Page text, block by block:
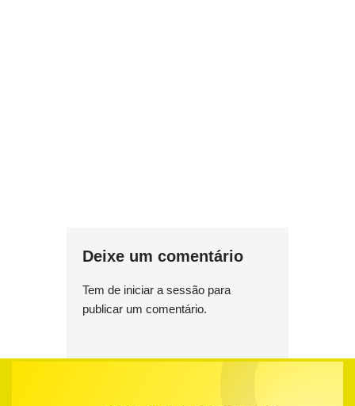
Deixe um comentário
Tem de iniciar a sessão para
publicar um comentário.